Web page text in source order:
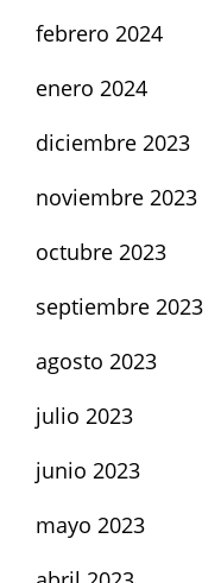
febrero 2024
enero 2024
diciembre 2023
noviembre 2023
octubre 2023
septiembre 2023
agosto 2023
julio 2023
junio 2023
mayo 2023